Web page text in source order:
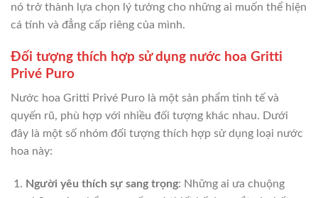
nó trở thành lựa chọn lý tưởng cho những ai muốn thể hiện
cá tính và đẳng cấp riêng của mình.
Đối tượng thích hợp sử dụng nước hoa Gritti
Privé Puro
Nước hoa Gritti Privé Puro là một sản phẩm tinh tế và
quyến rũ, phù hợp với nhiều đối tượng khác nhau. Dưới
đây là một số nhóm đối tượng thích hợp sử dụng loại nước
hoa này:
Người yêu thích sự sang trọng: Những ai ưa chuộng